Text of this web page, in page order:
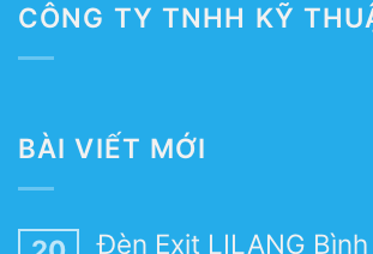
CÔNG TY TNHH KỸ
BÀI VIẾT MỚI
Đèn Exit LILANG